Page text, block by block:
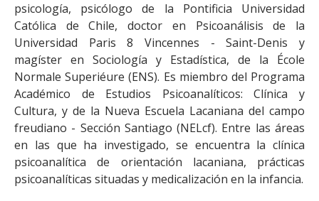
psicología, psicólogo de la Pontificia Universidad
Católica de Chile, doctor en Psicoanálisis de la
Universidad Paris 8 Vincennes - Saint-Denis y
magíster en Sociología y Estadística, de la École
Normale Superiéure (ENS). Es miembro del Programa
Académico de Estudios Psicoanalíticos: Clínica y
Cultura, y de la Nueva Escuela Lacaniana del campo
freudiano - Sección Santiago (NELcf). Entre las áreas
en las que ha investigado, se encuentra la clínica
psicoanalítica de orientación lacaniana, prácticas
psicoanalíticas situadas y medicalización en la infancia.